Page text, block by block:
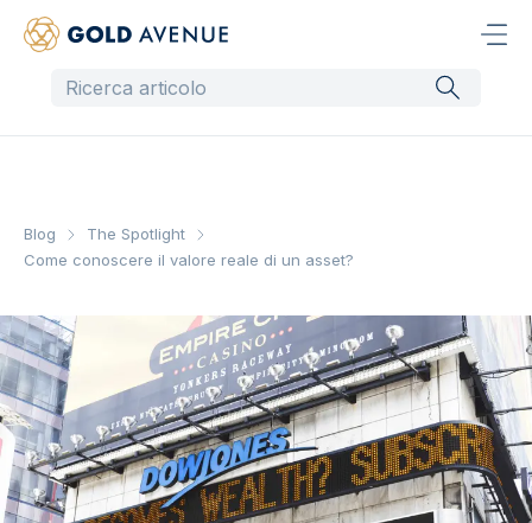
Blog
The Spotlight
Come conoscere il valore reale di un asset?